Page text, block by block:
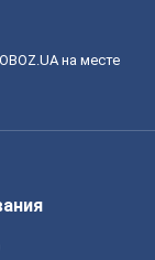
на месте